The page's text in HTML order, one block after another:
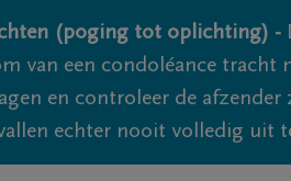
(poging tot oplichting) -
van een condoléance
en controleer de
echter nooit volledig uit